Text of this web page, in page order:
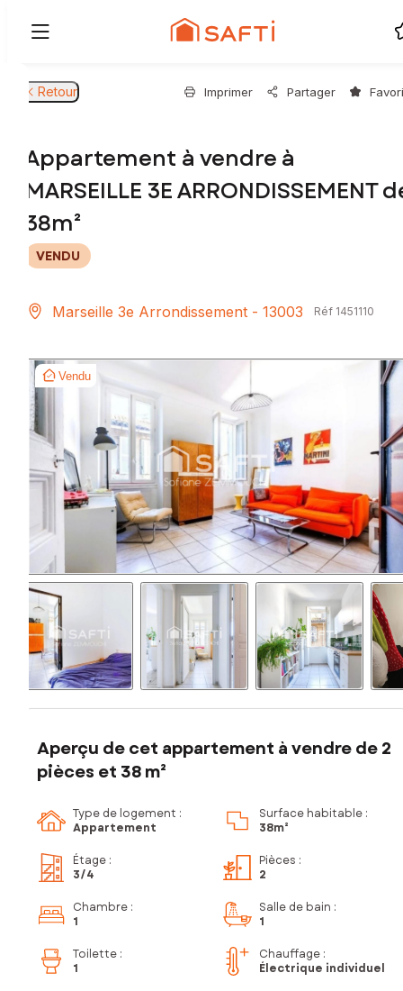
Retour Imprimer Partager
Appartement à vendre à
MARSEILLE 3E ARRONDISSEMENT
38m²
VENDU
Marseille 3e Arrondissement - 13003 Réf 1451110
Vendu
Aperçu de cet appartement à vendre de 2
pièces et 38 m²
Type de logement :
Appartement
Surface habitable :
38m²
Étage :
3/4
Pièces :
2
Chambre :
1
Salle de bain :
1
Toilette :
1
Chauffage :
Électrique individuel